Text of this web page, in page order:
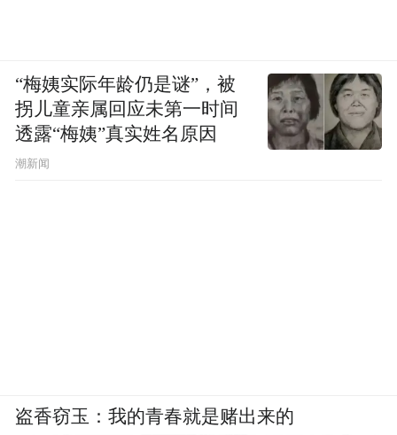
“梅姨实际年龄仍是谜”，被
拐儿童亲属回应未第一时间
透露“梅姨”真实姓名原因
潮新闻
盗香窃玉：我的青春就是赌出来的